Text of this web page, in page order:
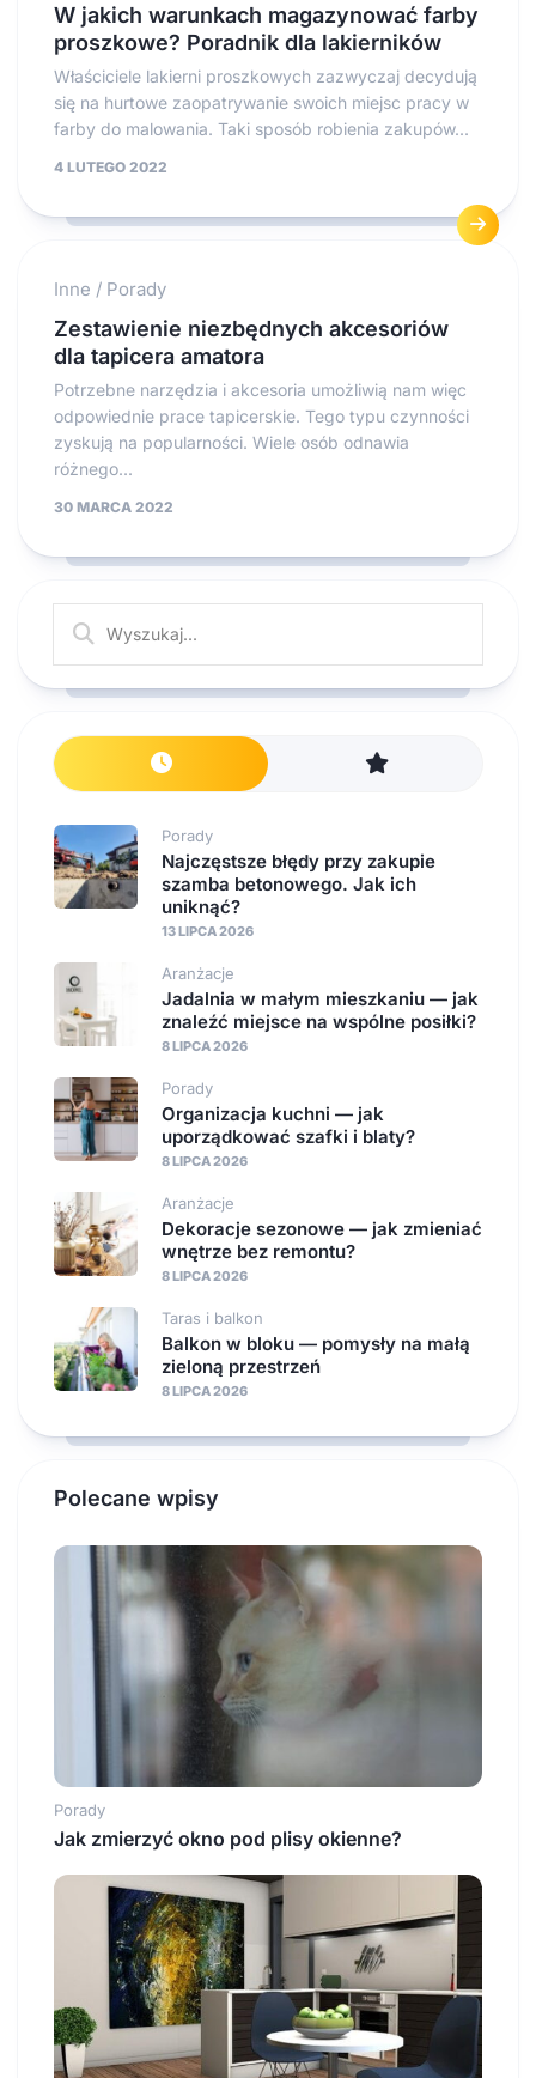
W jakich warunkach magazynować farby
proszkowe? Poradnik dla lakierników
Właściciele lakierni proszkowych zazwyczaj decydują
się na hurtowe zaopatrywanie swoich miejsc pracy w
farby do malowania. Taki sposób robienia zakupów...
4 LUTEGO 2022
Inne / Porady
Zestawienie niezbędnych akcesoriów
dla tapicera amatora
Potrzebne narzędzia i akcesoria umożliwią nam więc
odpowiednie prace tapicerskie. Tego typu czynności
zyskują na popularności. Wiele osób odnawia
różnego...
30 MARCA 2022
Porady
Najczęstsze błędy przy zakupie
szamba betonowego. Jak ich
uniknąć?
13 LIPCA 2026
Aranżacje
Jadalnia w małym mieszkaniu — jak
znaleźć miejsce na wspólne posiłki?
8 LIPCA 2026
Porady
Organizacja kuchni — jak
uporządkować szafki i blaty?
8 LIPCA 2026
Aranżacje
Dekoracje sezonowe — jak zmieniać
wnętrze bez remontu?
8 LIPCA 2026
Taras i balkon
Balkon w bloku — pomysły na małą
zieloną przestrzeń
8 LIPCA 2026
Polecane wpisy
Porady
Jak zmierzyć okno pod plisy okienne?